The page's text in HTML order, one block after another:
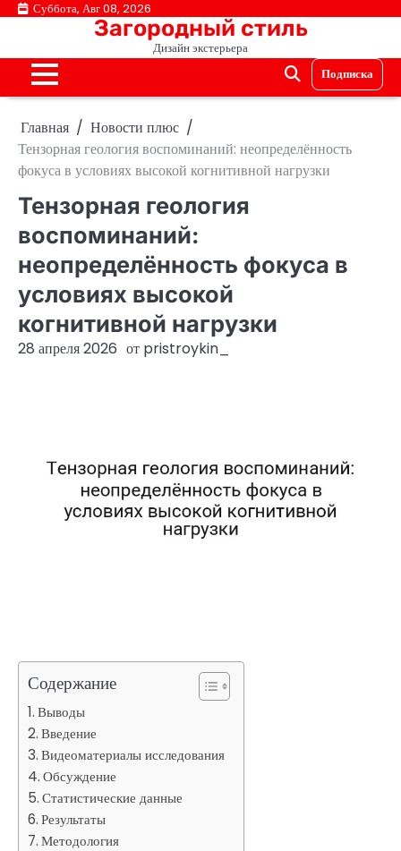
ПерейтиСуббота, Авг 08, 2026
Загородный стиль
Дизайн экстерьера
Подписка
Главная
Новости плюс
Тензорная геология воспоминаний: неопределённость
фокуса в условиях высокой когнитивной нагрузки
Тензорная геология
воспоминаний:
неопределённость фокуса в
условиях высокой
когнитивной нагрузки
28 апреля 2026 от pristroykin_
Содержание
Выводы
Введение
Видеоматериалы исследования
Обсуждение
Статистические данные
Результаты
Методология